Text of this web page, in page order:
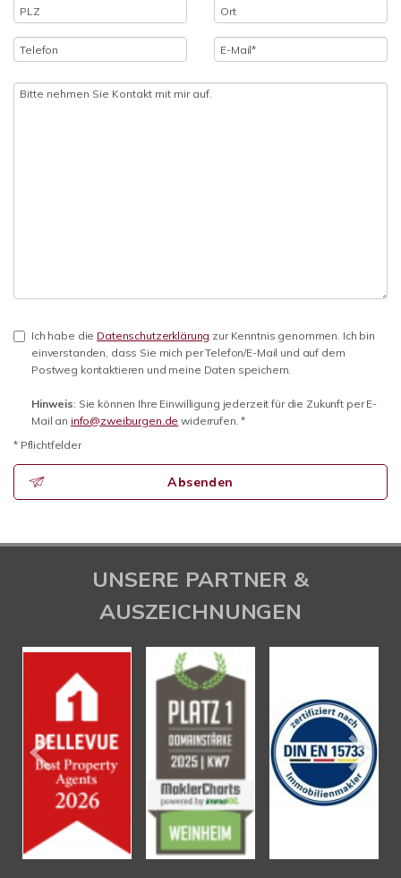
Ich habe die Datenschutzerklärung zur Kenntnis genommen. Ich bin
einverstanden, dass Sie mich per Telefon/E-Mail und auf dem
Postweg kontaktieren und meine Daten speichern.
Hinweis: Sie können Ihre Einwilligung jederzeit für die Zukunft per E-
Mail an info@zweiburgen.de widerrufen. *
* Pflichtfelder
Absenden
UNSERE PARTNER &
AUSZEICHNUNGEN